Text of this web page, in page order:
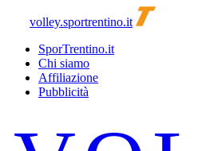
volley.sportrentino.it
SporTrentino.it
Chi siamo
Affiliazione
Pubblicità